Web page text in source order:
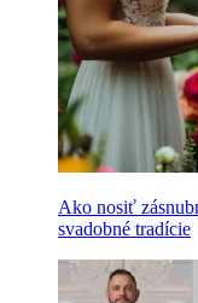
Ako nosiť
svadobné tradície